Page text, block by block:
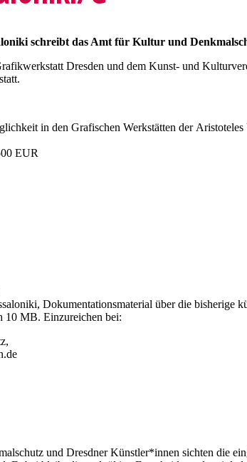
schreibt das Amt für Kultur und
Dresden und dem Kunst- und
in den Grafischen Werkstätten der
EUR
Dokumentationsmaterial über die bisherige
10 MB. Einzureichen bei:
und Dresdner Künstler*innen sichten die